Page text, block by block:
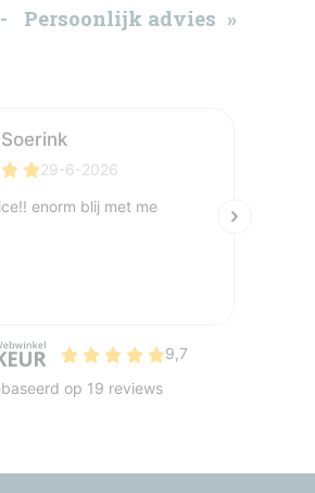
Persoonlijk advies »